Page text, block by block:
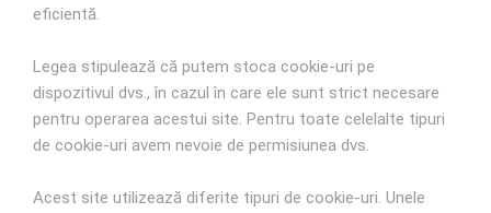
eficientă.
Legea stipulează că putem stoca cookie-uri pe
dispozitivul dvs., în cazul în care ele sunt strict necesare
pentru operarea acestui site. Pentru toate celelalte tipuri
de cookie-uri avem nevoie de permisiunea dvs.
Acest site utilizează diferite tipuri de cookie-uri. Unele